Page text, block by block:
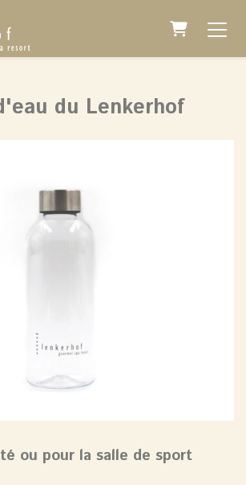
Panier
du Lenkerhof
ou pour la salle de sport